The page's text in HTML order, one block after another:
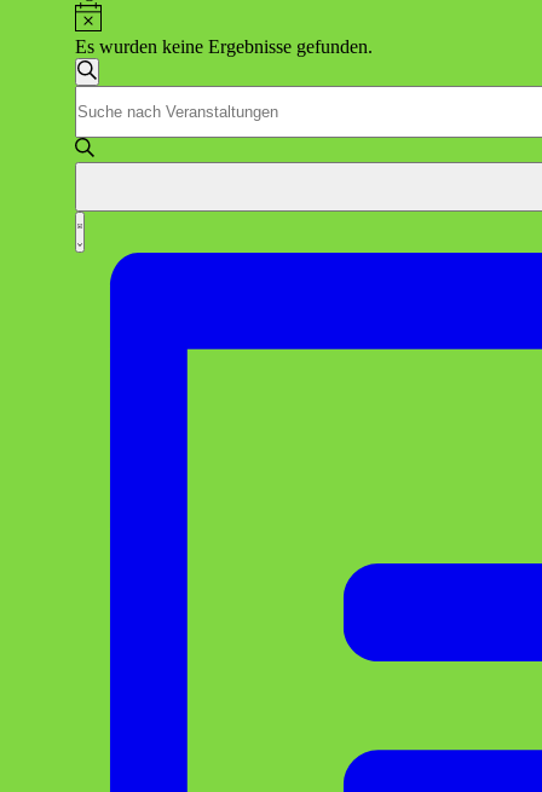
Hinweis
Es wurden keine Ergebnisse gefunden.
Veranstaltungen
Suche
und
Ansichten,
Navigation
Suche
Schlüsselwort
eingeben.
Suche
Veranstaltungen
Schlüsselwort.
Veranstaltung
Ansichten-
Navigation
Liste